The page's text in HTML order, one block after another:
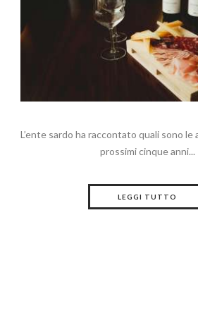
L’ente sardo ha raccontato quali sono
prossimi cinque anni...
LEGGI TUTTO